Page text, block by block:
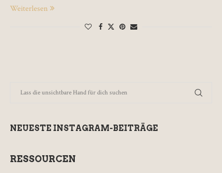
Weiterlesen
NEUESTE INSTAGRAM-BEITRÄGE
RESSOURCEN